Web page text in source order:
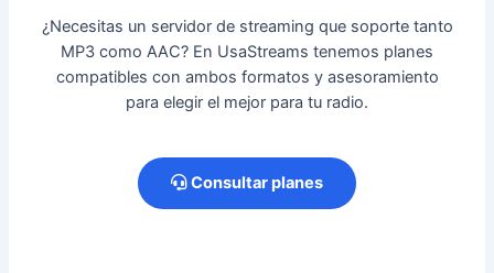
¿Necesitas un servidor de streaming que soporte tanto
MP3 como AAC? En UsaStreams tenemos planes
compatibles con ambos formatos y asesoramiento
para elegir el mejor para tu radio.
Consultar planes